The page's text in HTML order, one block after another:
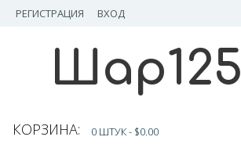
РЕГИСТРАЦИЯ ВХОД
Шар125
КОРЗИНА: 0 ШТУК - $0.00